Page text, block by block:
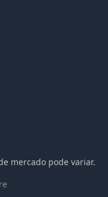
mercado pode variar.